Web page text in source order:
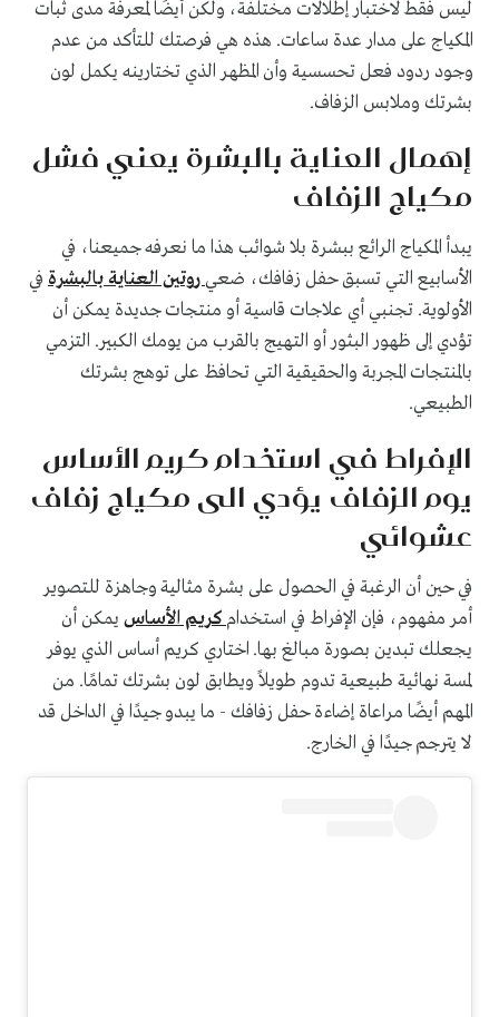
ليس فقط لاختبار إطلالات مختلفة، ولكن أيضًا لمعرفة مدى ثبات
المكياج على مدار عدة ساعات. هذه هي فرصتك للتأكد من عدم
وجود ردود فعل تحسسية وأن المظهر الذي تختارينه يكمل لون
بشرتك وملابس الزفاف.
إهمال العناية بالبشرة يعني فشل
مكياج الزفاف
يبدأ المكياج الرائع ببشرة بلا شوائب هذا ما نعرفه جميعنا، في
الأسابيع التي تسبق حفل زفافك، ضعي روتين العناية بالبشرة في
الأولوية. تجنبي أي علاجات قاسية أو منتجات جديدة يمكن أن
تؤدي إلى ظهور البثور أو التهيج بالقرب من يومك الكبير. التزمي
بالمنتجات المجربة والحقيقية التي تحافظ على توهج بشرتك
الطبيعي.
الإفراط في استخدام كريم الأساس
يوم الزفاف يؤدي الى مكياج زفاف
عشوائي
في حين أن الرغبة في الحصول على بشرة مثالية وجاهزة للتصوير
أمر مفهوم، فإن الإفراط في استخدام كريم الأساس يمكن أن
يجعلك تبدين بصورة مبالغ بها. اختاري كريم أساس الذي يوفر
لمسة نهائية طبيعية تدوم طويلاً ويطابق لون بشرتك تمامًا. من
المهم أيضًا مراعاة إضاءة حفل زفافك - ما يبدو جيدًا في الداخل قد
لا يترجم جيدًا في الخارج.